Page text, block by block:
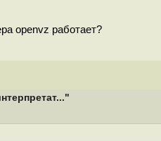
openvz работает?